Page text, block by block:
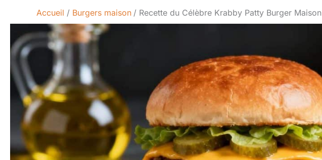
Accueil Burgers maison Recette du Célèbre Krabby Patty Burger Maison